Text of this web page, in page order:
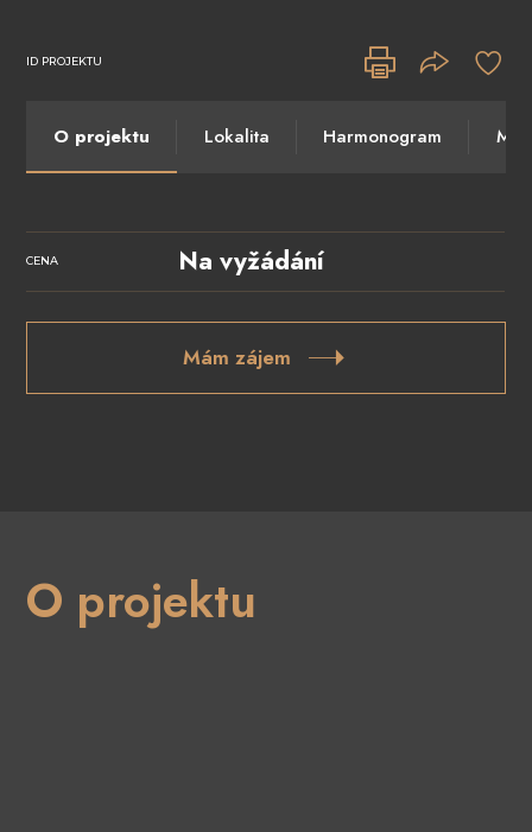
ID PROJEKTU
O projektu Lokalita Harmonogram
CENA Na vyžádání
Mám zájem
O projektu